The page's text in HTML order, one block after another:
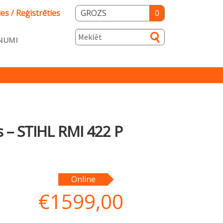
/ Reģistrēties GROZS 0
Salidzini.lv
STIHL RMI 422 P
Online
€1599,00